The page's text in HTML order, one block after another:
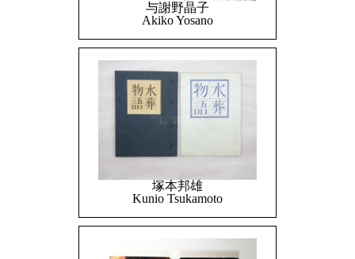
与謝野晶子
Akiko Yosano
塚本邦雄
Kunio Tsukamoto